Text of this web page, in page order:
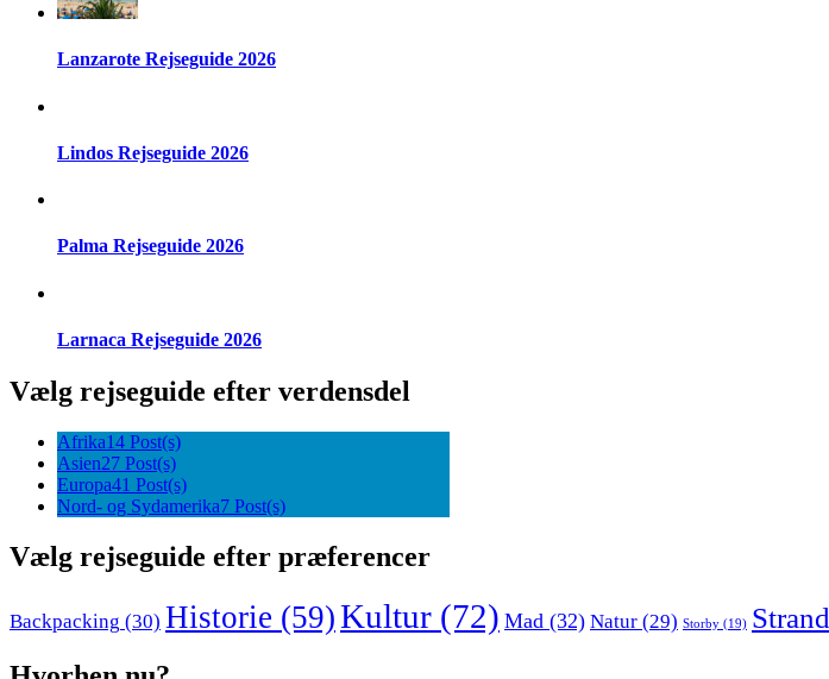
Lanzarote Rejseguide 2026
Lindos Rejseguide 2026
Palma Rejseguide 2026
Larnaca Rejseguide 2026
Vælg rejseguide efter verdensdel
Afrika14 Post(s)
Asien27 Post(s)
Europa41 Post(s)
Nord- og Sydamerika7 Post(s)
Vælg rejseguide efter præferencer
Backpacking (30) Historie (59)Kultur (72) Mad (32) Natur (29) Storby (19) Strand